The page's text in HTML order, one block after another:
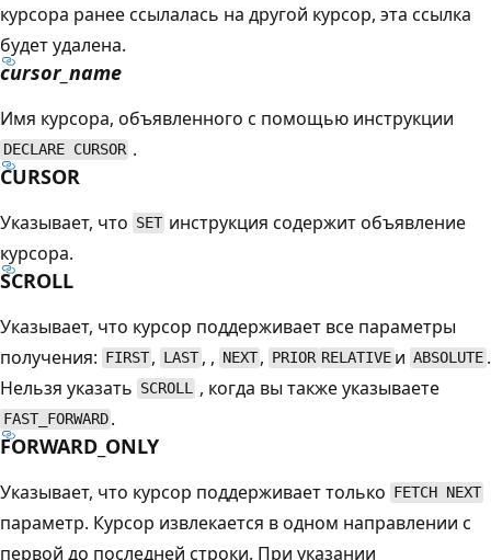
курсора ранее ссылалась на другой курсор, эта ссылка
будет удалена.
cursor_name
Имя курсора, объявленного с помощью инструкции
DECLARE CURSOR .
CURSOR
Указывает, что SET инструкция содержит объявление
курсора.
SCROLL
Указывает, что курсор поддерживает все параметры
получения: FIRST , LAST, , NEXT , PRIOR RELATIVE и ABSOLUTE .
Нельзя указать SCROLL , когда вы также указываете
FAST_FORWARD .
FORWARD_ONLY
Указывает, что курсор поддерживает только FETCH NEXT
параметр. Курсор извлекается в одном направлении с
первой до последней строки. При указании